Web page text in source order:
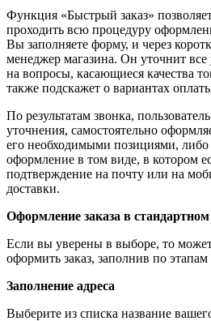
Функция «Быстрый заказ»
проходить всю процедуру
Вы заполняете форму, и через
менеджер магазина. Он уточнит все
на вопросы, касающиеся качества
также подскажет о вариантах
По результатам звонка,
уточнения, самостоятельно
его необходимыми позициями, либо
оформление в том виде, в котором
подтверждение на почту или на
доставки.
Оформление заказа в
Если вы уверены в выборе, то
оформить заказ, заполнив по
Заполнение адреса
Выберите из списка название